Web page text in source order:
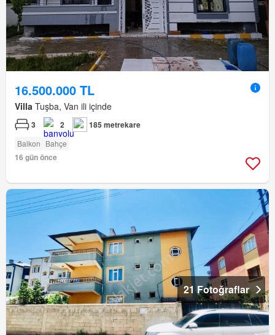
16.500.000 TL
Villa Tuşba, Van ili içinde
3 2 185 metrekare
Balkon Bahçe
16 gün önce
21 Fotoğraflar